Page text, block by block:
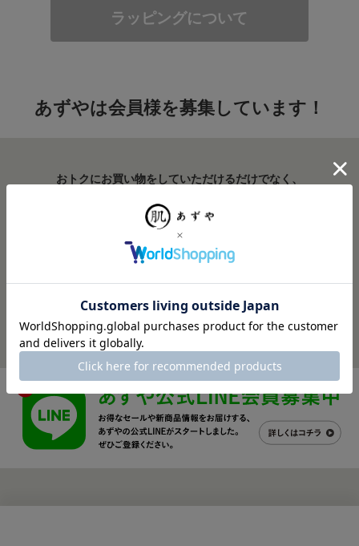
ラッピングについて
あずやは会員様を募集しています！
おトクにお買い物をしていただけるだけでなく、
ご登録いただいたメールアドレスにお届けいたします。
毎日着る服だからこそ、忘れた頃に“お手紙”にお気づきいただけま
したら幸いです。
会員登録画面へ進む